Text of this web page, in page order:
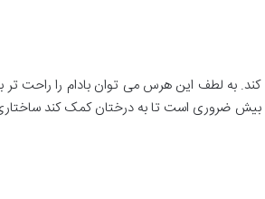
به لطف این هرس می توان بادام را راحت تر
در سال های اولیه به خوبی کنترل شود. این نوع هرس در 4 فصل اول کم و بیش ضروری است تا به درختان کمک